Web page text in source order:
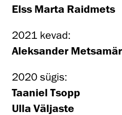
Elss Marta Raidmets
2021 kevad:
Aleksander
2020 sügis:
Taaniel Tsopp
Ulla Väljaste